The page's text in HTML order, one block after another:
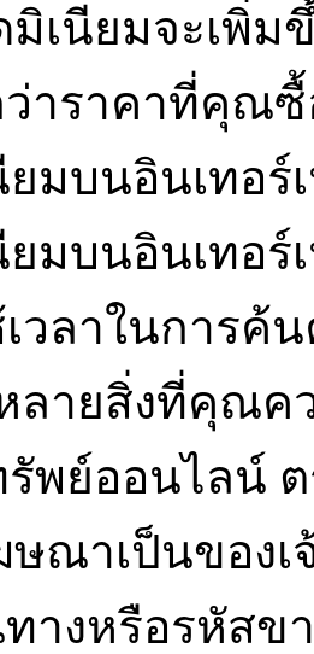
เนียมจะเพิ่
ว่าราคาที่คุณ
มบนอินเทอร์
ยมบนอินเทอ
วลาในการค้
ลายสิ่งที่คุณค
พย์ออนไลน์
ณาเป็นของเ
างหรือรหัสข